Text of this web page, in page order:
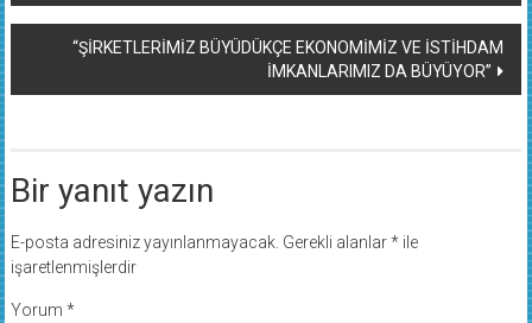
dolaşımı
“ŞİRKETLERİMİZ BÜYÜDÜKÇE EKONOMİMİZ VE İSTİHDAM
İMKANLARIMIZ DA BÜYÜYOR”
Bir yanıt yazın
E-posta adresiniz yayınlanmayacak. Gerekli alanlar*ile
işaretlenmişlerdir
Yorum *